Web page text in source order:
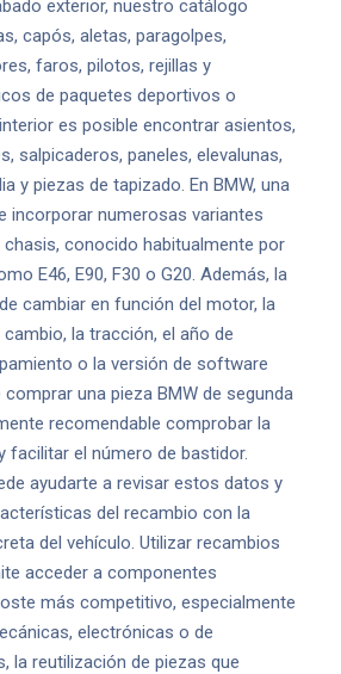
exterior, nuestro catálogo
capós, aletas, paragolpes,
faros, pilotos, rejillas y
de paquetes deportivos o
es posible encontrar asientos,
salpicaderos, paneles, elevalunas,
y piezas de tapizado. En BMW, una
incorporar numerosas variantes
chasis, conocido habitualmente por
E46, E90, F30 o G20. Además, la
cambiar en función del motor, la
la tracción, el año de
o la versión de software
una pieza BMW de segunda
recomendable comprobar la
facilitar el número de bastidor.
ayudarte a revisar estos datos y
del recambio con la
del vehículo. Utilizar recambios
acceder a componentes
más competitivo, especialmente
electrónicas o de
la reutilización de piezas que